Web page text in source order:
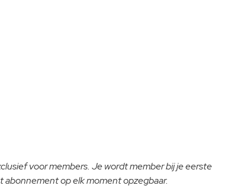
voor members. Je wordt member bij je eerste
op elk moment opzegbaar.